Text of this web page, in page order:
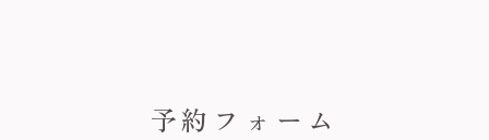
予約フォーム